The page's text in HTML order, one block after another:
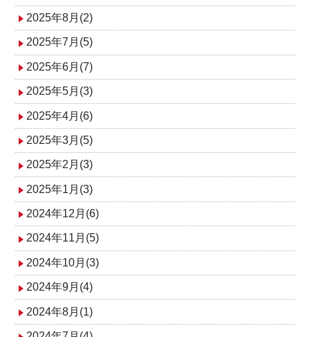
2025年8月(2)
2025年7月(5)
2025年6月(7)
2025年5月(3)
2025年4月(6)
2025年3月(5)
2025年2月(3)
2025年1月(3)
2024年12月(6)
2024年11月(5)
2024年10月(3)
2024年9月(4)
2024年8月(1)